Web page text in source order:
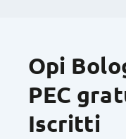
Opi
PEC
Iscritti